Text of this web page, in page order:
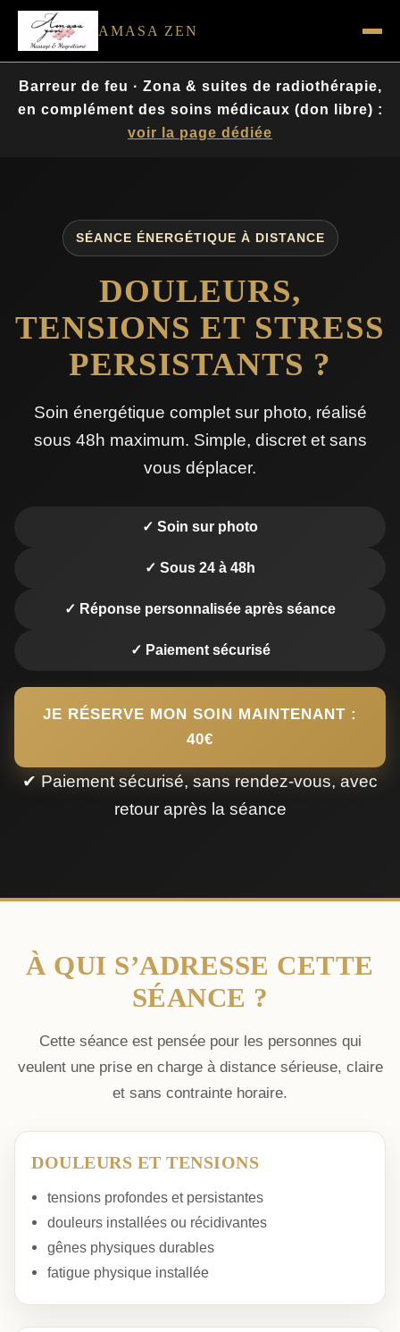
Aller
contenu
AMASA ZEN
Barreur de feu · Zona & suites de radiothérapie,
en complément des soins médicaux (don libre) :
voir la page dédiée
SÉANCE ÉNERGÉTIQUE À DISTANCE
DOULEURS,
TENSIONS ET STRESS
PERSISTANTS ?
Soin énergétique complet sur photo, réalisé
sous 48h maximum. Simple, discret et sans
vous déplacer.
✓ Soin sur photo
✓ Sous 24 à 48h
✓ Réponse personnalisée après séance
✓ Paiement sécurisé
JE RÉSERVE MON SOIN MAINTENANT :
40€
✔ Paiement sécurisé, sans rendez-vous, avec
retour après la séance
À QUI S’ADRESSE CETTE
SÉANCE ?
Cette séance est pensée pour les personnes qui
veulent une prise en charge à distance sérieuse, claire
et sans contrainte horaire.
DOULEURS ET TENSIONS
tensions profondes et persistantes
douleurs installées ou récidivantes
gênes physiques durables
fatigue physique installée